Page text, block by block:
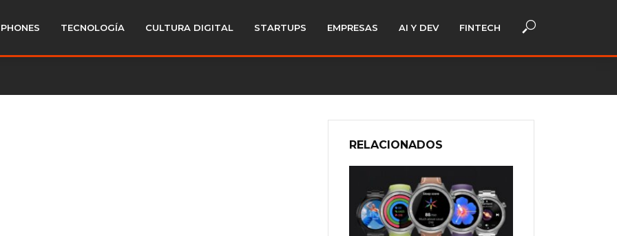
TECNOLOGÍA CULTURA DIGITAL STARTUPS EMPRESAS AI Y DEV FINTECH
RELACIONADOS